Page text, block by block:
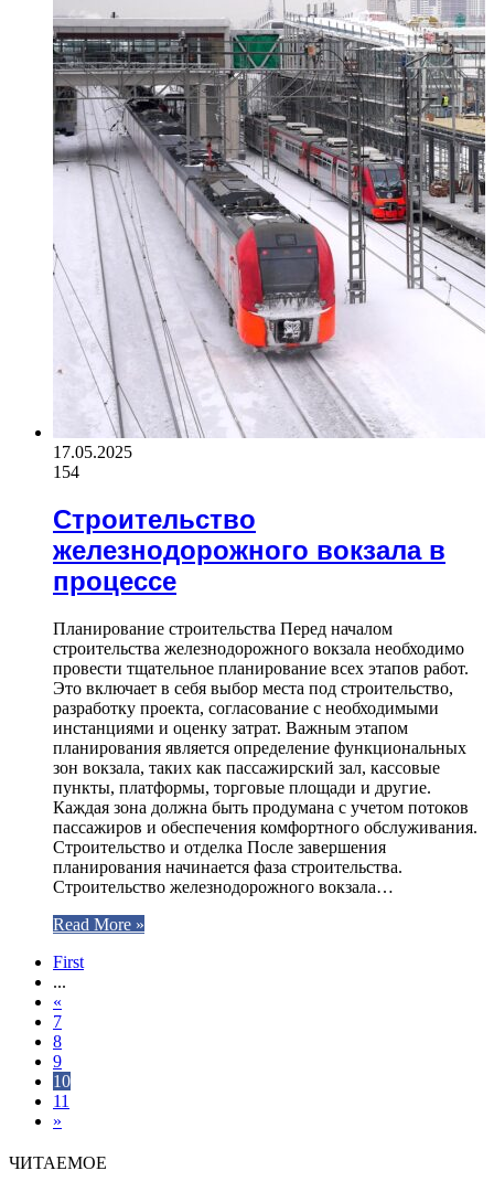
17.05.2025
154
Строительство
железнодорожного вокзала в
процессе
Планирование строительства Перед началом
строительства железнодорожного вокзала необходимо
провести тщательное планирование всех этапов работ.
Это включает в себя выбор места под строительство,
разработку проекта, согласование с необходимыми
инстанциями и оценку затрат. Важным этапом
планирования является определение функциональных
зон вокзала, таких как пассажирский зал, кассовые
пункты, платформы, торговые площади и другие.
Каждая зона должна быть продумана с учетом потоков
пассажиров и обеспечения комфортного обслуживания.
Строительство и отделка После завершения
планирования начинается фаза строительства.
Строительство железнодорожного вокзала…
Read More »
First
...
«
7
8
9
10
11
»
ЧИТАЕМОЕ